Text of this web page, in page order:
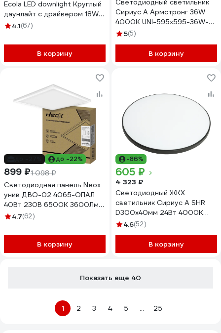
Ecola LED downlight Круглый
даунлайт с драйвером 18W
220V 4200K 225x20
4.1(67)
В корзину
Светодиодный светильник
Сириус А Армстронг 36W
4000K UNI-595x595-36W-
OP-4K
5(5)
В корзину
до -22%
899 ₽1 098 ₽
Светодиодная панель Neox
унив ДВО-02 4065-ОПАЛ
40Вт 230В 6500К 3600Лм
595x595x25 4690612038810
4.7(62)
В корзину
-86%
605 ₽
4 323 ₽
Светодиодный ЖКХ
светильник Сириус А SHR
D300x40мм 24Вт 4000К
2100Лм IP65 Черный
4.6(52)
В корзину
Показать еще 40
1 2 3 4 5 ... 25